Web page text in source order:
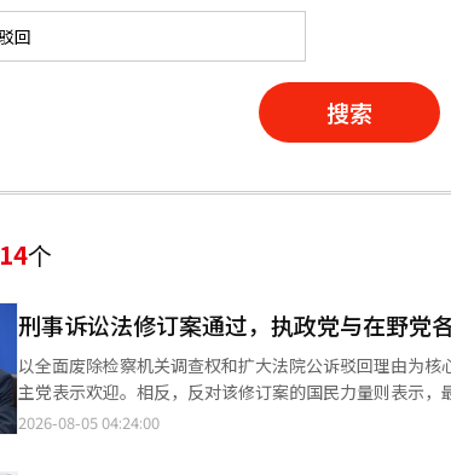
搜索
14个
刑事诉讼法修订案通过，执政党与在野党
以全面废除检察机关调查权和扩大法院公诉驳回理由为
主党表示欢迎。相反，反对该修订案的国民力量则表示
锐。 共同民主党发言人朴海哲在当天的书面简报中表示：“此次修订明确了警察的责任，加强了机构间的合作与制
2026-08-05 04:24:00